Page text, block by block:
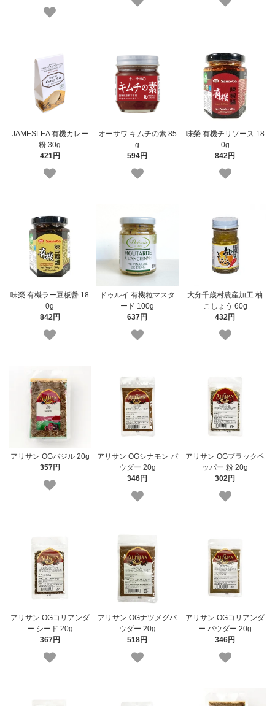
JAMESLEA 有機カレー
粉 30g
421円
オーサワ キムチの素 85
g
594円
味榮 有機チリソース 18
0g
842円
味榮 有機ラー豆板醤 18
0g
842円
ドゥルイ 有機粒マスタ
ード 100g
637円
大分千歳村農産加工 柚
こしょう 60g
432円
アリサン OGバジル 20g
357円
アリサン OGシナモン パ
ウダー 20g
346円
アリサン OGブラックペ
ッパー 粉 20g
302円
アリサン OGコリアンダ
ー シード 20g
367円
アリサン OGナツメグパ
ウダー 20g
518円
アリサン OGコリアンダ
ー パウダー 20g
346円